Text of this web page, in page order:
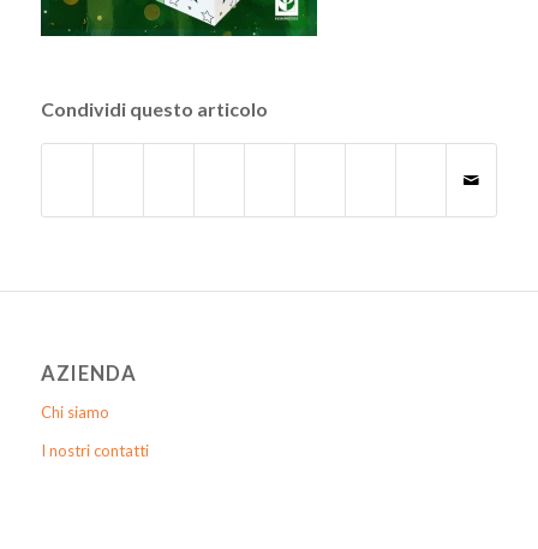
Condividi questo articolo
AZIENDA
Chi siamo
I nostri contatti